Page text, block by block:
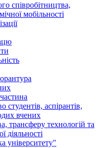
співробітництва,
мобільності
студентів, аспірантів,
вчених
трансферу технологій та
діяльності
університету"